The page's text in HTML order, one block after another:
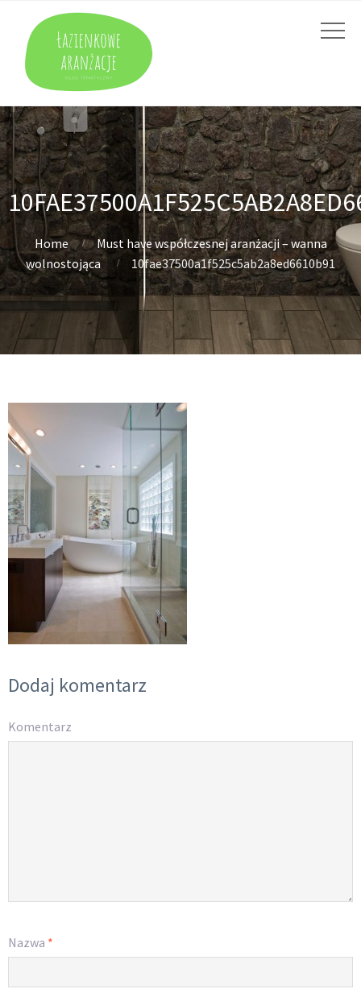
Home
Must have współczesnej aranżacji – wanna
wolnostojąca
10fae37500a1f525c5ab2a8ed6610b91
Dodaj komentarz
Komentarz
Nazwa *